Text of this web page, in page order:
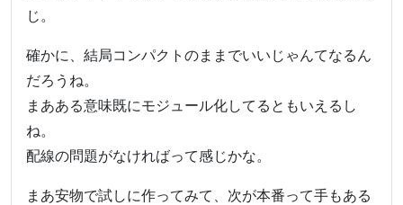
じ。
確かに、結局コンパクトのままでいいじゃんてなるん
だろうね。
まあある意味既にモジュール化してるともいえるし
ね。
配線の問題がなければって感じかな。
まあ安物で試しに作ってみて、次が本番って手もある